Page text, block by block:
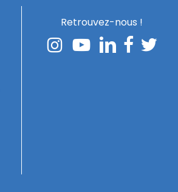
Retrouvez-nous !